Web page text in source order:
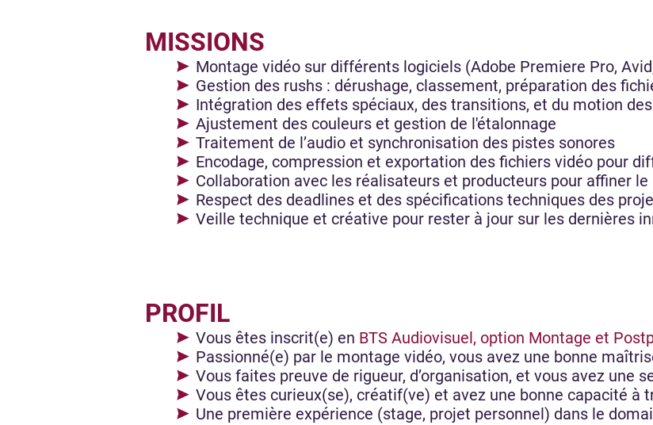
MISSIONS
Montage vidéo sur différents logiciels (Adobe Premiere Pro,
Gestion des rushs : dérushage, classement, préparation des
Intégration des effets spéciaux, des transitions, et du motion
Ajustement des couleurs et gestion de l'étalonnage
Traitement de l’audio et synchronisation des pistes sonores
Encodage, compression et exportation des fichiers vidéo pour
Collaboration avec les réalisateurs et producteurs pour affiner le
Respect des deadlines et des spécifications techniques des
Veille technique et créative pour rester à jour sur les dernières
PROFIL
Vous êtes inscrit(e) en BTS Audiovisuel, option Montage et
Passionné(e) par le montage vidéo, vous avez une bonne
Vous faites preuve de rigueur, d’organisation, et vous avez une
Vous êtes curieux(se), créatif(ve) et avez une bonne capacité à
Une première expérience (stage, projet personnel) dans le